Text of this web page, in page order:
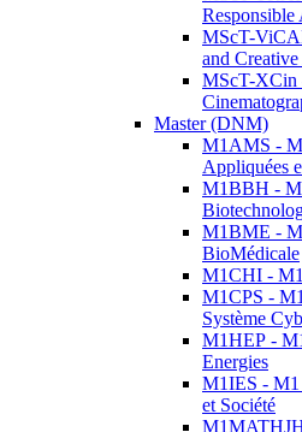
Responsible
MScT-
and
MScT-XCin
Master (DNM)
M1AMS -
Appliquées
M1BBH -
M1BME -
BioMédicale
M1CHI -
M1CPS -
Système
M1HEP -
Energies
M1IES - M1
et Société